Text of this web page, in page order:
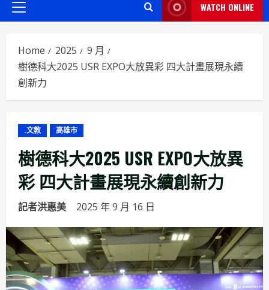
Primary
WATCH ONLINE
Home 2025
9 月
樹德科大2025 USR EXPO大放異彩 四大計畫展現永續
創新力
.文教 高雄市
樹德科大2025 USR EXPO大放異
彩 四大計畫展現永續創新力
記者洪惠美 2025 年 9 月 16 日